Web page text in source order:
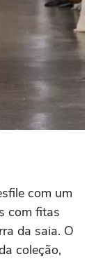
com um
com fitas
da saia. O
coleção,